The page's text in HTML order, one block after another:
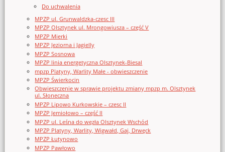
Do uchwalenia
MPZP ul. Grunwaldzka-czesc III
MPZP Olsztynek ul. Mrongowiusza – część V
MPZP Mierki
MPZP Jeziorna i Jagielly
MPZP Sosnowa
MPZP linia energetyczna Olsztynek-Biesal
mpzp Platyny, Warlity Małe - obwieszczenie
MPZP Świerkocin
Obwieszczenie w sprawie projektu zmiany mpzp m. Olsztynek
ul. Słoneczna
MPZP Lipowo Kurkowskie – czesc II
MPZP Jemiołowo – część II
MPZP ul. Leśna do węzła Olsztynek Wschód
MPZP Platyny, Warlity, Wigwałd, Gaj, Drwęck
MPZP Łutynowo
MPZP Pawłowo